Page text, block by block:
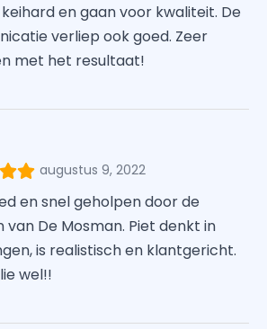
en gaan voor kwaliteit. De
verliep ook goed. Zeer
met het resultaat!
augustus 9, 2022
en snel geholpen door de
van De Mosman. Piet denkt in
is realistisch en klantgericht.
wel!!